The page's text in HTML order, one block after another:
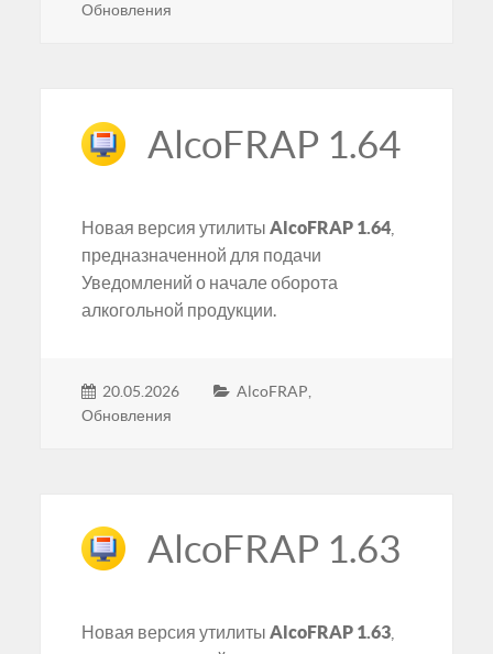
Обновления
AlcoFRAP 1.64
Новая версия утилитыAlcoFRAP 1.64
предназначенной для подачи
Уведомлений о начале оборота
алкогольной продукции.
20.05.2026 AlcoFRAP
Обновления
AlcoFRAP 1.63
Новая версия утилитыAlcoFRAP 1.63